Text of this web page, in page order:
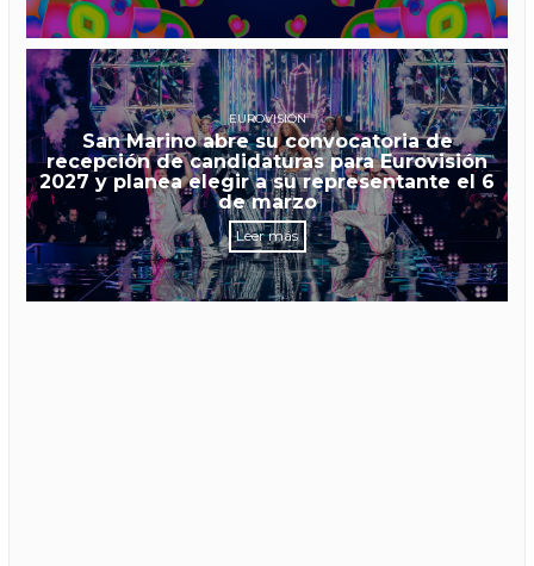
EUROVISIÓN
San Marino abre su convocatoria de
recepción de candidaturas para Eurovisión
2027 y planea elegir a su representante el 6
de marzo
Leer más